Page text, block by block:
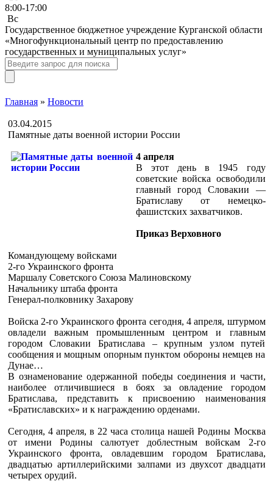
8:00-17:00
Bc
Государственное бюджетное учреждение Курганской области
«Многофункциональный центр по предоставлению
государственных и муниципальных услуг»
Главная » Новости
03.04.2015
Памятные даты военной истории России
4 апреля
В этот день в 1945 году
советские войска освободили
главный город Словакии —
Братиславу от немецко-
фашистских захватчиков.
Приказ Верховного
Командующему войсками
2-го Украинского фронта
Маршалу Советского Союза Малиновскому
Начальнику штаба фронта
Генерал-полковнику Захарову
Войска 2-го Украинского фронта сегодня, 4 апреля, штурмом
овладели важным промышленным центром и главным
городом Словакии Братислава – крупным узлом путей
сообщения и мощным опорным пунктом обороны немцев на
Дунае…
В ознаменование одержанной победы соединения и части,
наиболее отличившиеся в боях за овладение городом
Братислава, представить к присвоению наименования
«Братиславских» и к награждению орденами.
Сегодня, 4 апреля, в 22 часа столица нашей Родины Москва
от имени Родины салютует доблестным войскам 2-го
Украинского фронта, овладевшим городом Братислава,
двадцатью артиллерийскими залпами из двухсот двадцати
четырех орудий.